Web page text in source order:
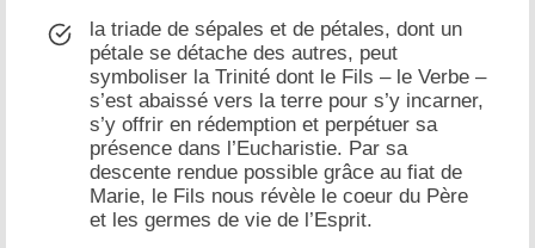
la triade de sépales et de pétales, dont un
pétale se détache des autres, peut
symboliser la Trinité dont le Fils – le Verbe –
s’est abaissé vers la terre pour s’y incarner,
s’y offrir en rédemption et perpétuer sa
présence dans l’Eucharistie. Par sa
descente rendue possible grâce au fiat de
Marie, le Fils nous révèle le coeur du Père
et les germes de vie de l’Esprit.